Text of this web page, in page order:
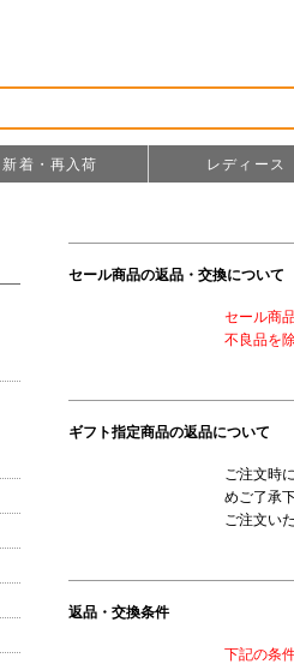
新着・再入荷 レディース
セール商品の返品・交換について
セール商
不良品を
ギフト指定商品の返品について
ご注文時
めご了承
ご注文い
返品・交換条件
下記の条